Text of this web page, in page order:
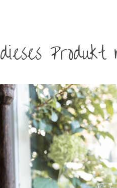
dieses